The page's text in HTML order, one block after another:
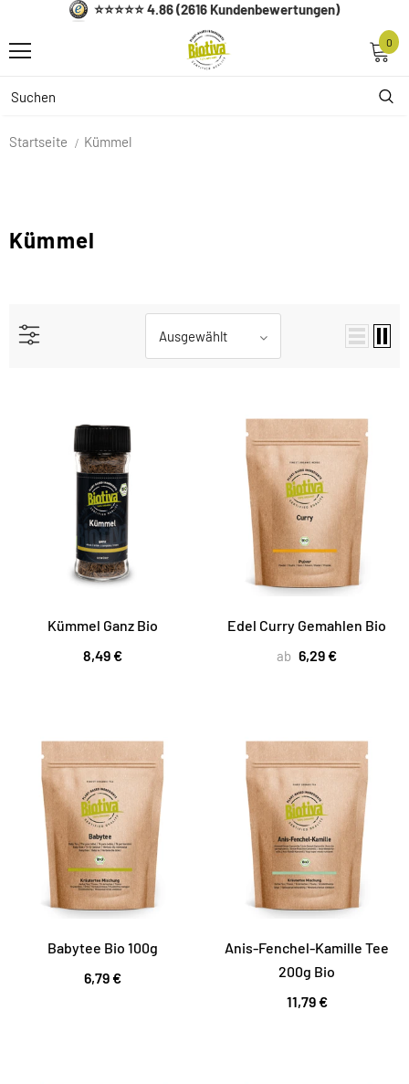
⭐⭐⭐⭐⭐ 4.86 (2616 Kundenbewertungen)
0
Startseite Kümmel
Kümmel
Ausgewählt
Kümmel Ganz Bio
8,49 €
Edel Curry Gemahlen Bio
ab 6,29 €
Babytee Bio 100g
6,79 €
Anis-Fenchel-Kamille Tee
200g Bio
11,79 €